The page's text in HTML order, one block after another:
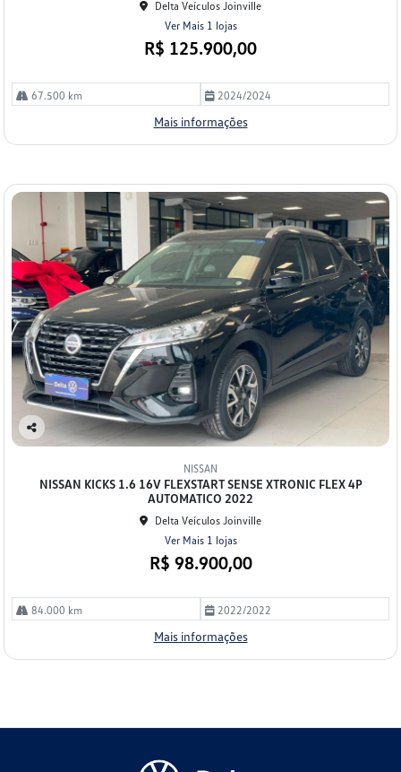
Delta Veículos Joinville
Ver Mais 1 lojas
R$ 125.900,00
67.500 km 2024/2024
Mais informações
Co
NISSAN
NISSAN KICKS 1.6 16V FLEXSTART SENSE XTRONIC FLEX 4P
AUTOMATICO 2022
Delta Veículos Joinville
Ver Mais 1 lojas
R$ 98.900,00
84.000 km 2022/2022
Mais informações